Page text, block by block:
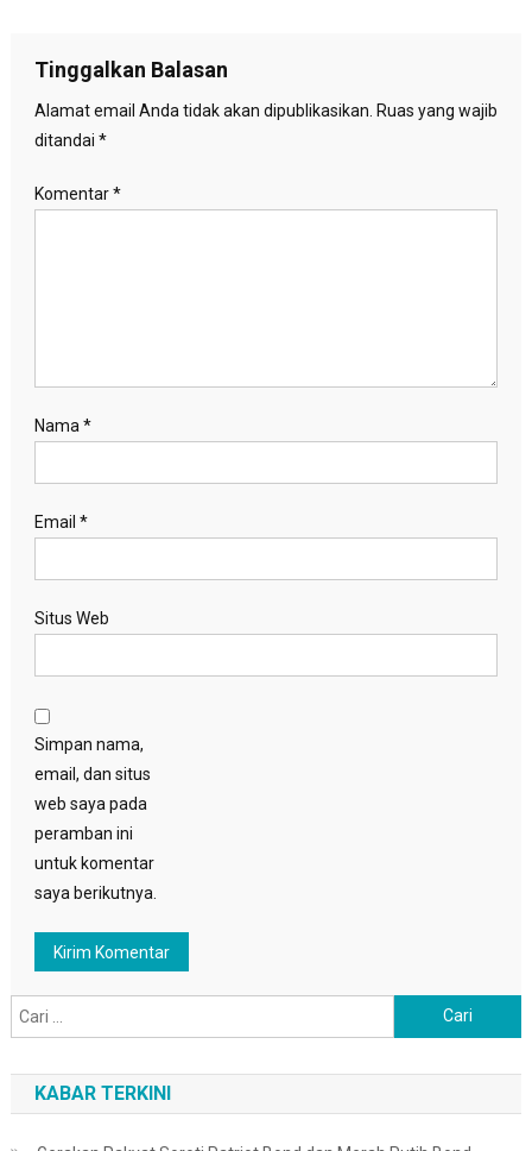
Tinggalkan Balasan
Alamat email Anda tidak akan dipublikasikan. Ruas yang wajib
ditandai *
Komentar*
Nama *
Email *
Situs Web
Simpan nama,
email, dan situs
web saya pada
peramban ini
untuk komentar
saya berikutnya.
untuk:
KABAR TERKINI